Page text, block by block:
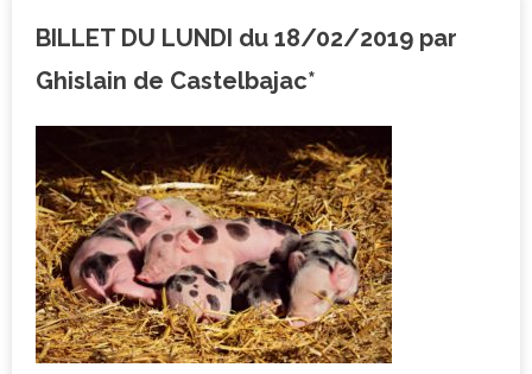
BILLET DU LUNDI du 18/02/2019 par
Ghislain de Castelbajac*